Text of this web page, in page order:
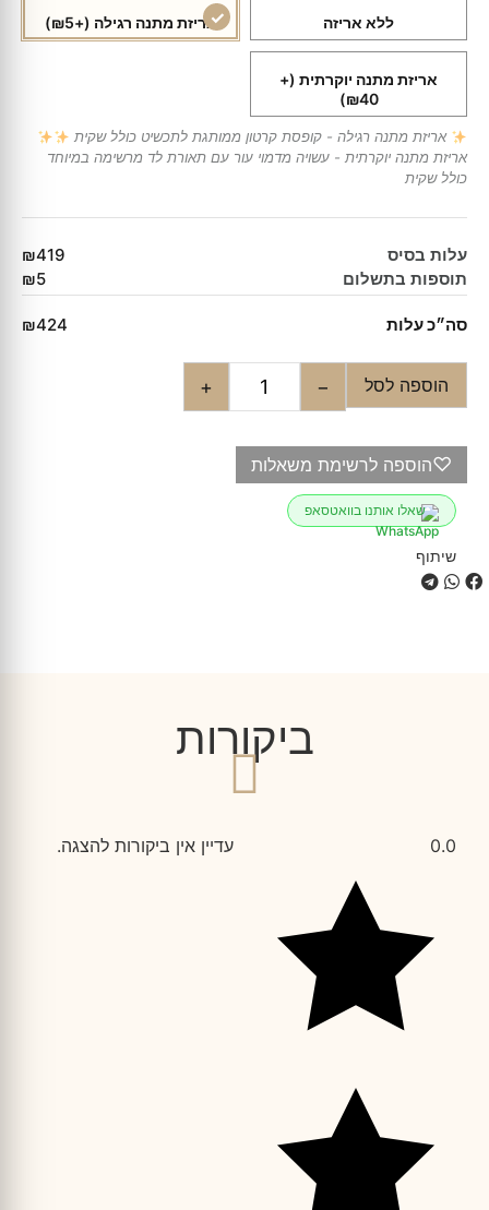
ללא אריזה אריזת מתנה רגילה (+₪5)
אריזת מתנה יוקרתית (+
₪40)
אריזת מתנה רגילה - קופסת קרטון ממותגת לתכשיט כולל שקית
אריזת מתנה יוקרתית - עשויה מדמוי עור עם תאורת לד מרשימה במיוחד
כולל שקית
עלות בסיס
₪419
תוספות בתשלום
₪5
סה״כ עלות ₪424
−
+ הוספה לסל
♡הוספה לרשימת משאלות
שאלו אותנו בוואטסאפ
שיתוף
ביקורות
0.0 עדיין אין ביקורות להצגה.